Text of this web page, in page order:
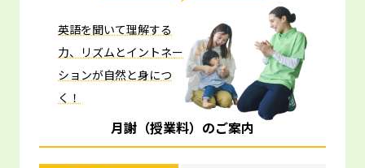
英語を聞いて理解する
力、リズムとイントネー
ションが自然と身につ
く！
月謝（授業料）のご案内